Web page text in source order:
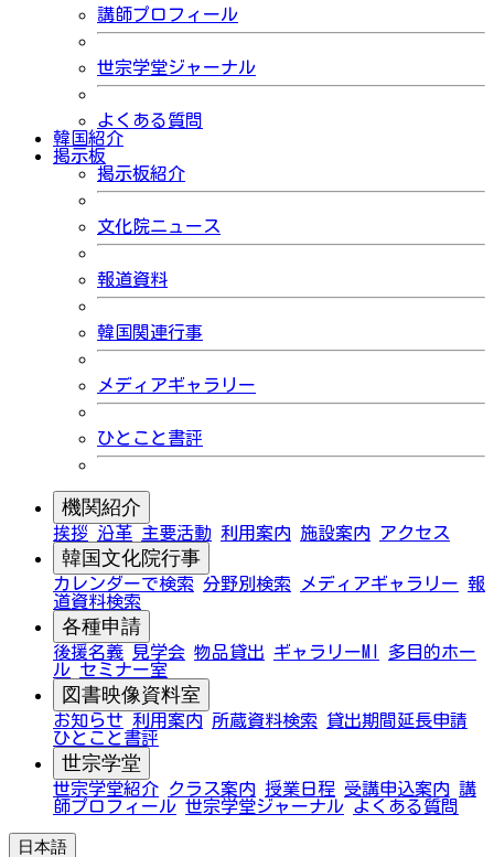
講師プロフィール
世宗学堂ジャーナル
よくある質問
韓国紹介
掲示板
掲示板紹介
文化院ニュース
報道資料
韓国関連行事
メディアギャラリー
ひとこと書評
機関紹介
挨拶 沿革 主要活動 利用案内 施設案内 アクセス
韓国文化院行事
カレンダーで検索 分野別検索 メディアギャラリー 報
道資料検索
各種申請
後援名義 見学会 物品貸出 ギャラリーMI
多目的ホー
ル セミナー室
図書映像資料室
お知らせ 利用案内 所蔵資料検索
貸出期間延長申請
ひとこと書評
世宗学堂
世宗学堂紹介 クラス案内 授業日程 受講申込案内 講
師プロフィール 世宗学堂ジャーナル よくある質問
日本語